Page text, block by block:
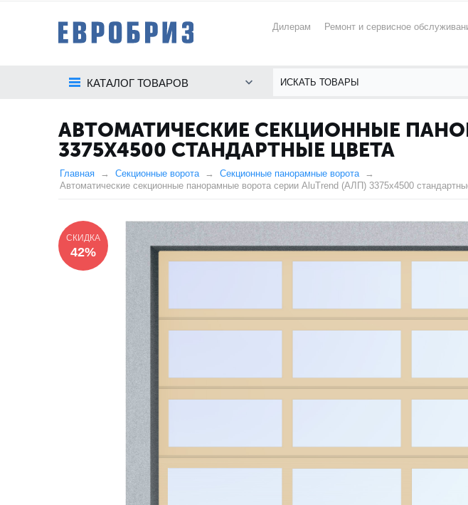
Дилерам Ремонт и сервисное
КАТАЛОГ ТОВАРОВ
АВТОМАТИЧЕСКИЕ СЕКЦИОННЫЕ
3375Х4500 СТАНДАРТНЫЕ ЦВЕТА
Главная Секционные ворота
Секционные панорамные ворота
Автоматические секционные панорамные ворота серии AluTrend (АЛП) 3375х4500
СКИДКА
42%